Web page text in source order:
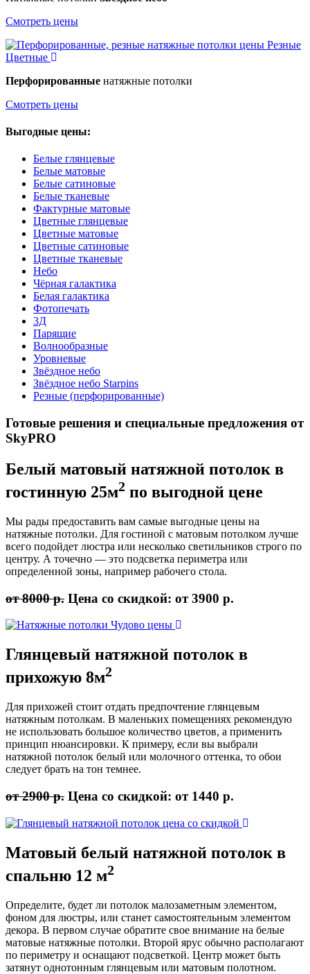
Смотреть цены
Резные
Цветные
Перфорированные натяжные потолки
Смотреть цены
Выгодные цены:
Белые глянцевые
Белые матовые
Белые сатиновые
Белые тканевые
Фактурные матовые
Цветные глянцевые
Цветные матовые
Цветные сатиновые
Цветные тканевые
Небо
Чёрная галактика
Белая галактика
Фотопечать
3Д
Парящие
Волнообразные
Уровневые
Звёздное небо
Звёздное небо Starpins
Резные (перфорированные)
Готовые решения и специальные предложения от
SkyPRO
Белый матовый натяжной потолок в
гостинную 25м2 по выгодной цене
Мы рады предоставить вам самые выгодные цены на
натяжные потолки. Для гостиной с матовым потолком лучше
всего подойдет люстра или несколько светильников строго по
центру. А точечно — это подсветка периметра или
определенной зоны, например рабочего стола.
от 8000 р. Цена со скидкой: от 3900 р.
Глянцевый натяжной потолок в
прихожую 8м2
Для прихожей стоит отдать предпочтение глянцевым
натяжным потолкам. В маленьких помещениях рекомендую
не использовать большое количество цветов, а применить
принцип нюансировки. К примеру, если вы выбрали
натяжной потолок белый или молочного оттенка, то обои
следует брать на тон темнее.
от 2900 р. Цена со скидкой: от 1440 р.
Матовый белый натяжной потолок в
спальню 12 м2
Определите, будет ли потолок малозаметным элементом,
фоном для люстры, или станет самостоятельным элементом
декора. В первом случае обратите свое внимание на белые
матовые натяжные потолки. Второй ярус обычно располагают
по периметру и оснащают подсветкой. Центр может быть
затянут однотонным глянцевым или матовым полотном.